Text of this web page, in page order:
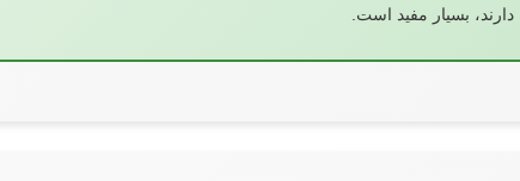
بسیار مفید است.